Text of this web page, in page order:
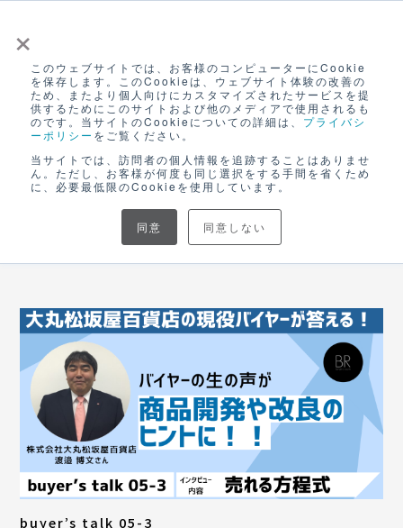
×
このウェブサイトでは、お客様のコンピューターにCookie
を保存します。このCookieは、ウェブサイト体験の改善の
ため、またより個人向けにカスタマイズされたサービスを提
供するためにこのサイトおよび他のメディアで使用されるも
のです。当サイトのCookieについての詳細は、 プライバシ
ーポリシー をご覧ください。
当サイトでは、訪問者の個人情報を追跡することはありませ
ん。ただし、お客様が何度も同じ選択をする手間を省くため
に、必要最低限のCookieを使用しています。
同意 同意しない
ログイン
無料アカウント登録
BLOG
#buyer's talk
buyer’s talk 05-3